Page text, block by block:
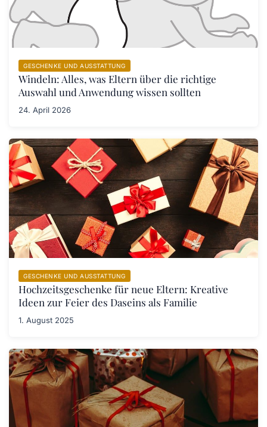
GESCHENKE UND AUSSTATTUNG
Windeln: Alles, was Eltern über die richtige
Auswahl und Anwendung wissen sollten
24. April 2026
GESCHENKE UND AUSSTATTUNG
Hochzeitsgeschenke für neue Eltern: Kreative
Ideen zur Feier des Daseins als Familie
1. August 2025